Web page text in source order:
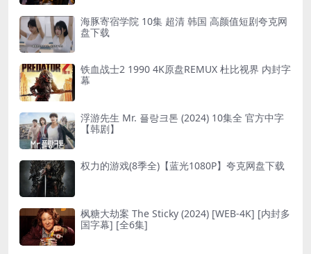
海豚寄宿学院 10集 超清 韩国 高颜值短剧夸克网
盘下载
铁血战士2 1990 4K原盘REMUX 杜比视界 内封字
幕
浮游先生 Mr. 플랑크톤 (2024) 10集全 官方中字
【韩剧】
权力的游戏(8季全)【蓝光1080P】夸克网盘下载
枫糖大劫案 The Sticky (2024) [WEB-4K] [内封多
国字幕] [全6集]